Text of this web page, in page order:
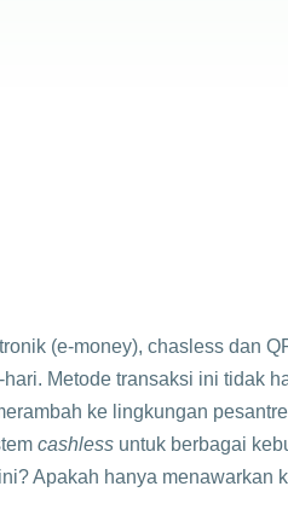
(e-money), chasless dan
Metode transaksi ini tidak
ke lingkungan
cashless untuk berbagai
Apakah hanya menawarkan